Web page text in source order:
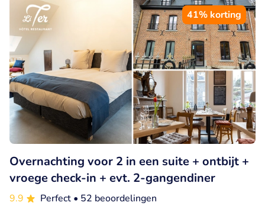
41% korting
Overnachting voor 2 in een suite + ontbijt +
vroege check-in + evt. 2-gangendiner
9.9 Perfect • 52 beoordelingen